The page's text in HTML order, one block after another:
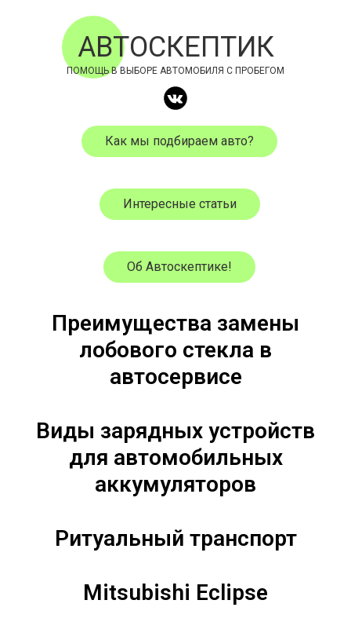
АВТОСКЕПТИК
ПОМОЩЬ В ВЫБОРЕ АВТОМОБИЛЯ С ПРОБЕГОМ
Как мы подбираем авто?
Интересные статьи
Об Автоскептике!
Преимущества замены
лобового стекла в
автосервисе
Виды зарядных устройств
для автомобильных
аккумуляторов
Ритуальный транспорт
Mitsubishi Eclipse